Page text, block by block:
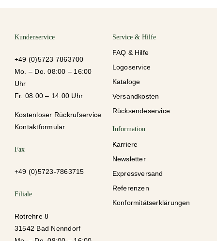
Kundenservice
+49 (0)5723 7863700
Mo. – Do. 08:00 – 16:00
Uhr
Fr. 08:00 – 14:00 Uhr
Kostenloser Rückrufservice
Kontaktformular
Fax
+49 (0)5723-7863715
Filiale
Rotrehre 8
31542 Bad Nenndorf
Service & Hilfe
FAQ & Hilfe
Logoservice
Kataloge
Versandkosten
Rücksendeservice
Information
Karriere
Newsletter
Expressversand
Referenzen
Konformitätserklärungen